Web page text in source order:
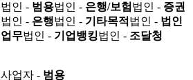
법인 - 범용법인 - 은행/보험 법인 - 증권
법인 - 은행법인 - 기타목적 법인 - 법인
업무법인 - 기업뱅킹법인 - 조달청
사업자 - 범용